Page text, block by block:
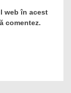
web în acest
comentez.